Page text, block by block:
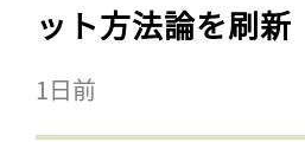
ット方法論を刷新
1日前